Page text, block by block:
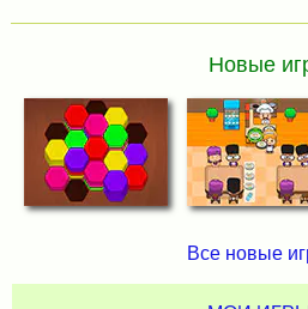
Новые
Все новые